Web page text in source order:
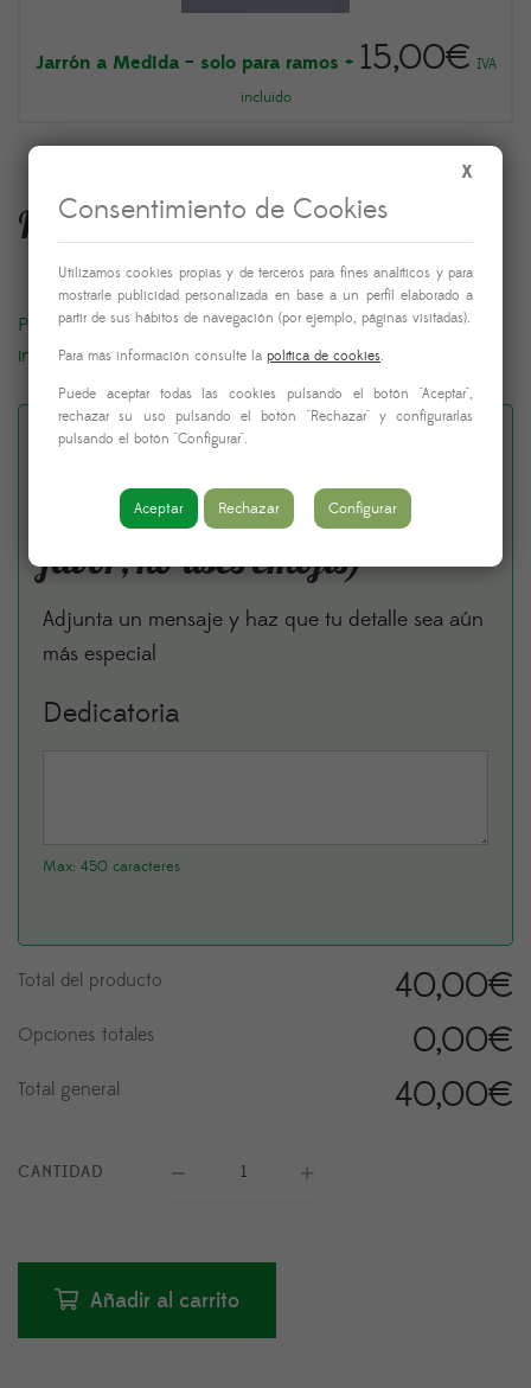
Jarrón a Medida – solo para ramos + 15,00€ IVA
incluido
Fecha y hora de entrega
Podrás elegir la fecha y hora de entrega justo antes de
introducir los datos de pago
¿Quieres añadir una
dedicatoria al envío? (Por
favor, no uses emojis)
Adjunta un mensaje y haz que tu detalle sea aún
más especial
Dedicatoria
Max: 450 caracteres
Total del producto 40,00€
Opciones totales 0,00€
Total general 40,00€
CANTIDAD
Añadir al carrito
X
Consentimiento de Cookies
Utilizamos cookies propias y de terceros para fines analíticos y para
mostrarle publicidad personalizada en base a un perfil elaborado a
partir de sus hábitos de navegación (por ejemplo, páginas visitadas).
Para más información consulte la política de cookies.
Puede aceptar todas las cookies pulsando el botón "Aceptar",
rechazar su uso pulsando el botón "Rechazar" y configurarlas
pulsando el botón "Configurar".
Aceptar Rechazar Configurar